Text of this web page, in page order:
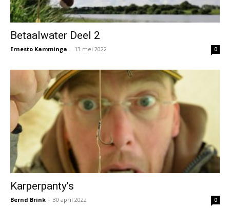
Betaalwater Deel 2
Ernesto Kamminga - 13 mei 2022 0
Karperpanty’s
Bernd Brink - 30 april 2022 0